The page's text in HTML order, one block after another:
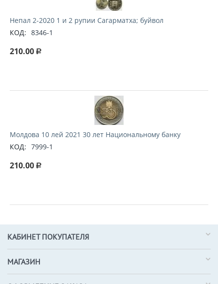
Непал 2-2020 1 и 2 рупии Сагарматха; буйвол
КОД: 8346-1
210.00 Р
Молдова 10 лей 2021 30 лет Национальному банку
КОД: 7999-1
210.00 Р
КАБИНЕТ ПОКУПАТЕЛЯ
МАГАЗИН